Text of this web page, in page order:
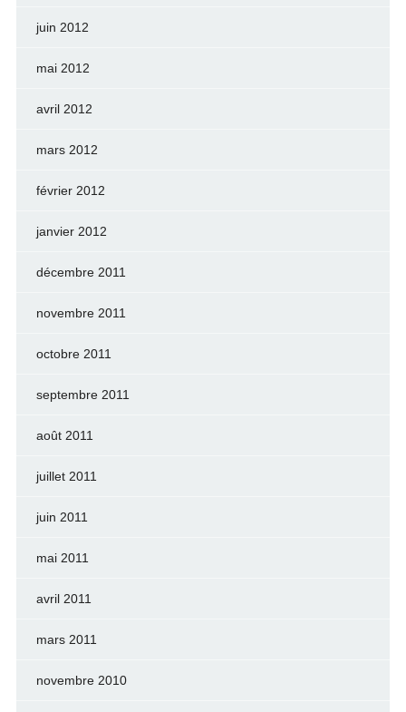
juin 2012
mai 2012
avril 2012
mars 2012
février 2012
janvier 2012
décembre 2011
novembre 2011
octobre 2011
septembre 2011
août 2011
juillet 2011
juin 2011
mai 2011
avril 2011
mars 2011
novembre 2010